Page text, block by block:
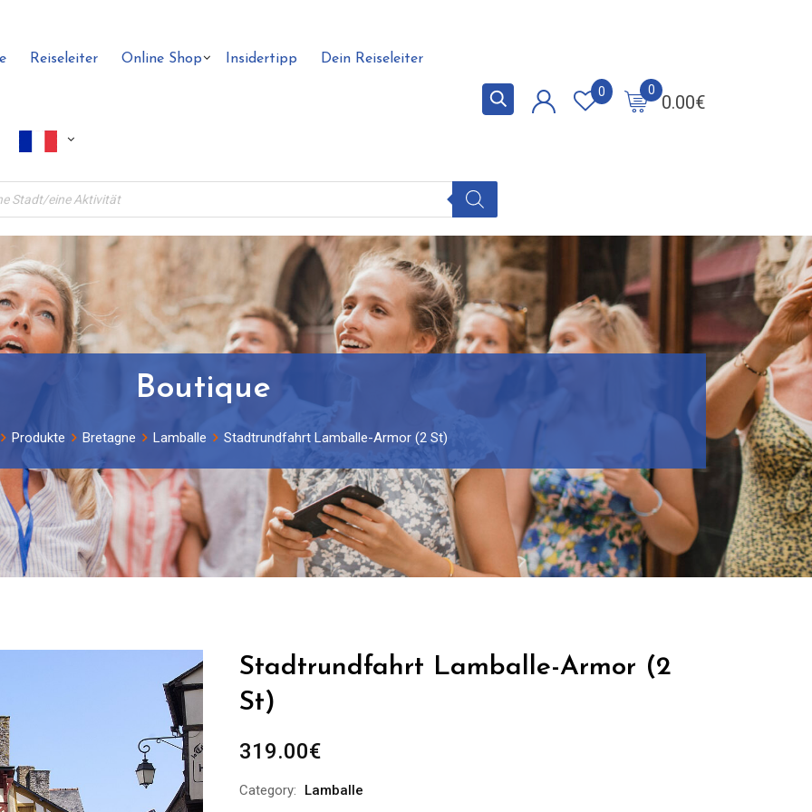
Reiseleiter Online Shop Insidertipp Dein Reiseleiter
0.00€
0
0
Boutique
Produkte Bretagne Lamballe Stadtrundfahrt Lamballe-Armor (2 St)
Stadtrundfahrt Lamballe-Armor (2
St)
319.00€
Category: Lamballe